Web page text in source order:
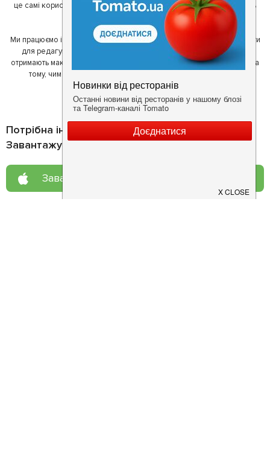
це самі користувачі, які діляться своїми враженнями і допомагають
один одному у виборі кращих місць.
Ми працюємо і з ресторанами. Для них ми надаємо зручні інструменти
для редагування інформації про себе - в результаті відвідувачі
отримають максимум інформації, а ресторан зможе зосередитися на
тому, чим він любить займатися більше всього - смачній їжі.
Потрібна інформація про заклад?
Завантажуйте додаток!
Завантажте у